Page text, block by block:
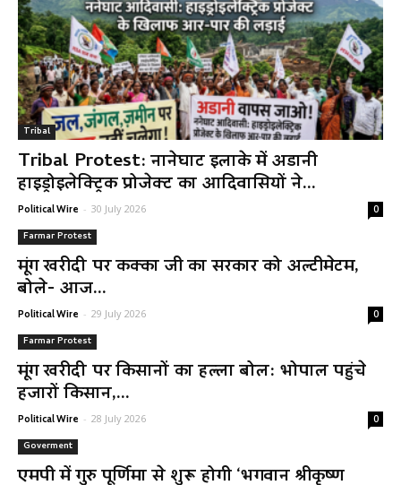
Tribal
Tribal Protest: नानेघाट इलाके में अडानी
हाइड्रोइलेक्ट्रिक प्रोजेक्ट का आदिवासियों ने...
Political Wire - 30 July 2026 0
Farmar Protest
मूंग खरीदी पर कक्का जी का सरकार को अल्टीमेटम,
बोले- आज...
Political Wire - 29 July 2026 0
Farmar Protest
मूंग खरीदी पर किसानों का हल्ला बोल: भोपाल पहुंचे
हजारों किसान,...
Political Wire - 28 July 2026 0
Goverment
एमपी में गुरु पूर्णिमा से शुरू होगी ‘भगवान श्रीकृष्ण